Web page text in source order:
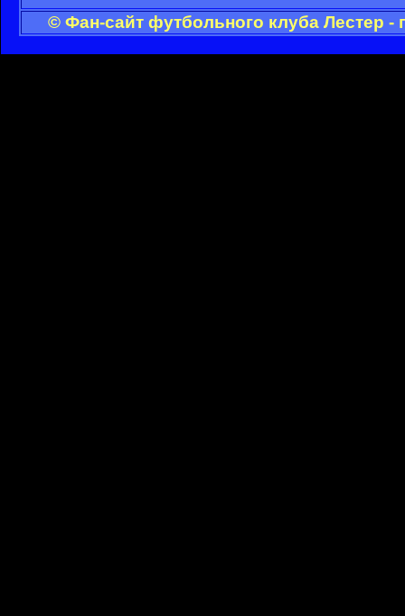
© Фан-сайт футбольного клуба Лестер